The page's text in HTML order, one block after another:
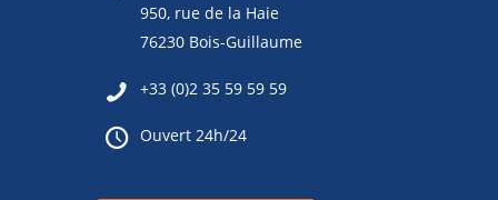
950, rue de la Haie
76230 Bois-Guillaume
+33 (0)2 35 59 59 59
Ouvert 24h/24